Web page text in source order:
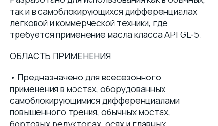
так и в самоблокирующихся дифференциалах
легковой и коммерческой техники, где
требуется применение масла класса API GL-5.
ОБЛАСТЬ ПРИМЕНЕНИЯ
• Предназначено для всесезонного
применения в мостах, оборудованных
самоблокирующимися дифференциалами
повышенного трения, обычных мостах,
бортовых редукторах, осях и главных